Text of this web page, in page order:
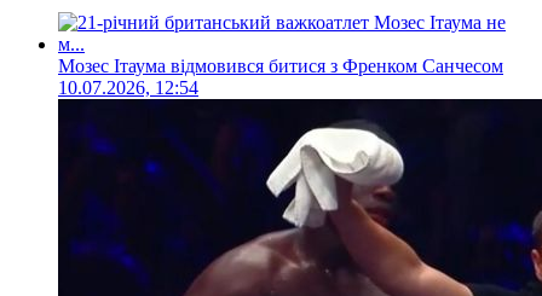
Мозес Ітаума відмовився битися з Френком Санчесом
10.07.2026, 12:54